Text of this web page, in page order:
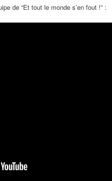
de “Et tout le monde s’en fout !” :